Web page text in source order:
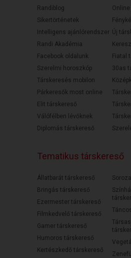
Randiblog
Sikertörténetek
Intelligens ajánlórendszer
Randi Akadémia
Facebook oldalunk
Szerelmi horoszkóp
Társkeresés mobilon
Párkeresők most online
Elit társkereső
Válófélben lévőknek
Diplomás társkereső
Új
Fiatal
30as
Tematikus társkereső
Állatbarát társkereső
Bringás társkereső
Ezermester társkereső
Filmkedvelő társkereső
Gamer társkereső
Humoros társkereső
Kertészkedő társkereső